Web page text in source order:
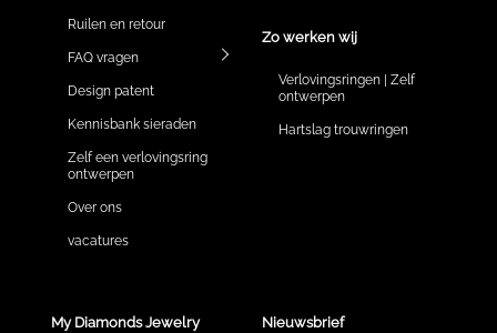
Ruilen en retour
FAQ vragen
Design patent
Kennisbank sieraden
Zelf een verlovingsring
ontwerpen
Over ons
vacatures
Zo werken wij
Verlovingsringen | Zelf
ontwerpen
Hartslag trouwringen
My Diamonds Jewelry Nieuwsbrief